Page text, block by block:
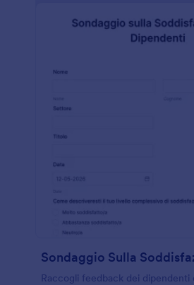
Raccogli feedback dei dipendenti